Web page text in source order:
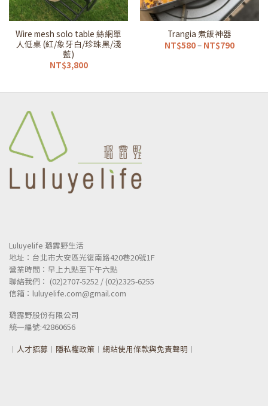
Wire mesh solo table 絲網單
人低桌 (紅/象牙白/珍珠黑/淺
藍)
NT$3,800
Trangia 煮飯神器
NT$580– NT$790價
格
NT$790
Luluyelife 璐露野生活
地址：台北市大安區光復南路420巷20號1F
營業時間：早上九點至下午六點
聯絡我們： (02)2707-5252 / (02)2325-6255
信箱：luluyelife.com@gmail.com
璐露野股份有限公司
統一編號:42860656
︱ 人才招募 ︱ 隱私權政策 ︱ 網站使用條款與免責聲明 ︱